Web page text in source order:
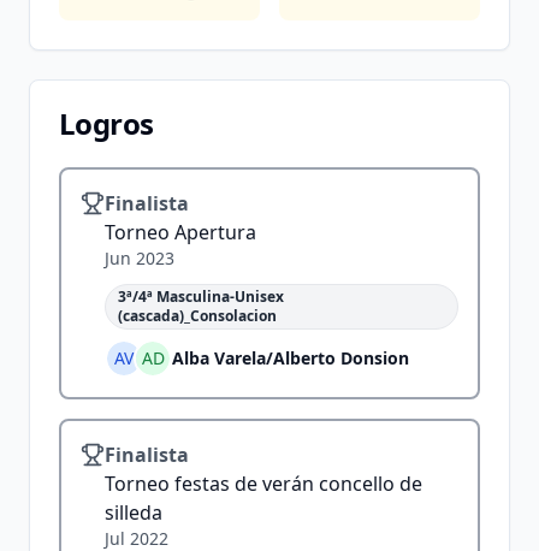
Logros
Finalista
Torneo Apertura
Jun 2023
3ª/4ª Masculina-Unisex
(cascada)_Consolacion
AV AD Alba Varela/Alberto Donsion
Finalista
Torneo festas de verán concello de
silleda
Jul 2022